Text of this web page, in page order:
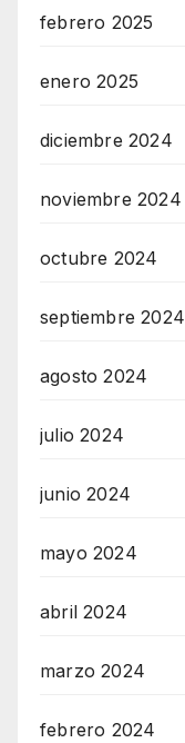
febrero 2025
enero 2025
diciembre 2024
noviembre 2024
octubre 2024
septiembre 2024
agosto 2024
julio 2024
junio 2024
mayo 2024
abril 2024
marzo 2024
febrero 2024